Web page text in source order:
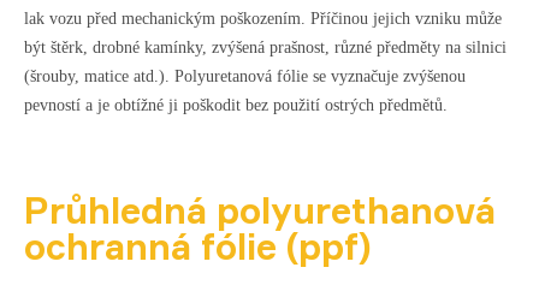
lak vozu před mechanickým poškozením. Příčinou jejich vzniku může
být štěrk, drobné kamínky, zvýšená prašnost, různé předměty na silnici
(šrouby, matice atd.). Polyuretanová fólie se vyznačuje zvýšenou
pevností a je obtížné ji poškodit bez použití ostrých předmětů.
Průhledná polyurethanová
ochranná fólie (ppf)